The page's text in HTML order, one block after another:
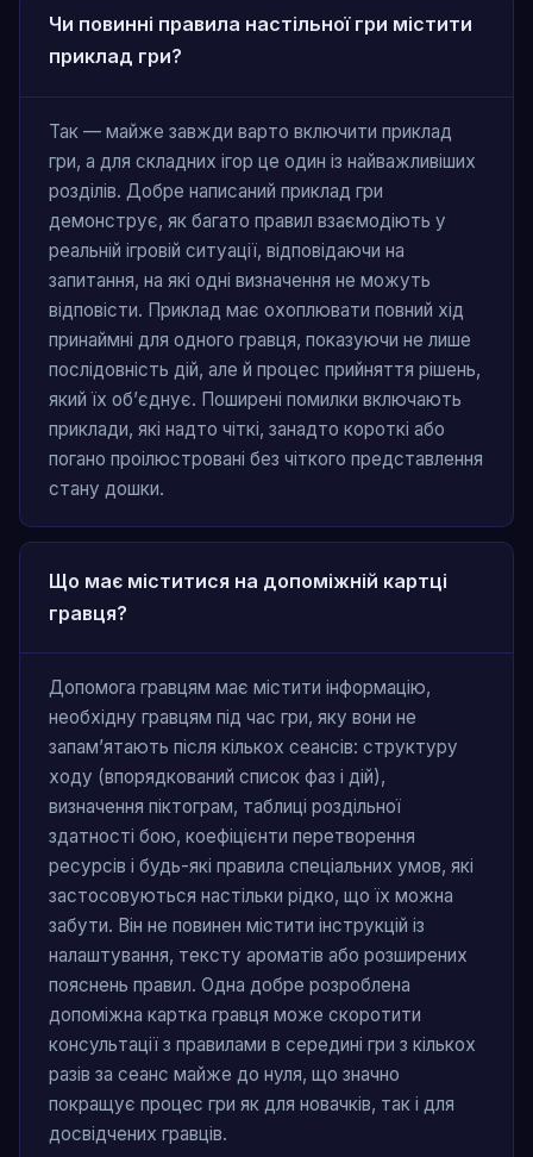
Чи повинні правила настільної гри містити
приклад гри?
Так — майже завжди варто включити приклад
гри, а для складних ігор це один із найважливіших
розділів. Добре написаний приклад гри
демонструє, як багато правил взаємодіють у
реальній ігровій ситуації, відповідаючи на
запитання, на які одні визначення не можуть
відповісти. Приклад має охоплювати повний хід
принаймні для одного гравця, показуючи не лише
послідовність дій, але й процес прийняття рішень,
який їх об’єднує. Поширені помилки включають
приклади, які надто чіткі, занадто короткі або
погано проілюстровані без чіткого представлення
стану дошки.
Що має міститися на допоміжній картці
гравця?
Допомога гравцям має містити інформацію,
необхідну гравцям під час гри, яку вони не
запам’ятають після кількох сеансів: структуру
ходу (впорядкований список фаз і дій),
визначення піктограм, таблиці роздільної
здатності бою, коефіцієнти перетворення
ресурсів і будь-які правила спеціальних умов, які
застосовуються настільки рідко, що їх можна
забути. Він не повинен містити інструкцій із
налаштування, тексту ароматів або розширених
пояснень правил. Одна добре розроблена
допоміжна картка гравця може скоротити
консультації з правилами в середині гри з кількох
разів за сеанс майже до нуля, що значно
покращує процес гри як для новачків, так і для
досвідчених гравців.